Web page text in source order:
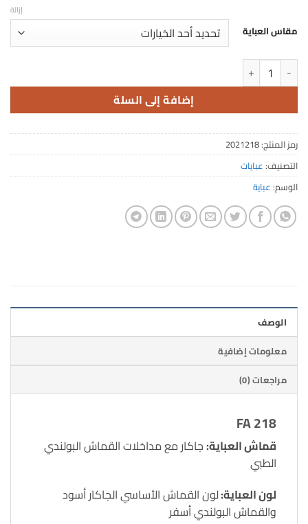
مقاس العباية
إزالة
كمية FA 218
إضافة إلى السلة
رمز المنتج:2021218
التصنيف:عبايات
الوسم:عباية
الوصف
معلومات إضافية
مراجعات (0)
FA 218
قماش العباية:جاكار مع مداخلات القماش البولندي
الطبي
لون العباية:لون القماش الأساسي الجاكار أسود
والقماش البولندي أسفر